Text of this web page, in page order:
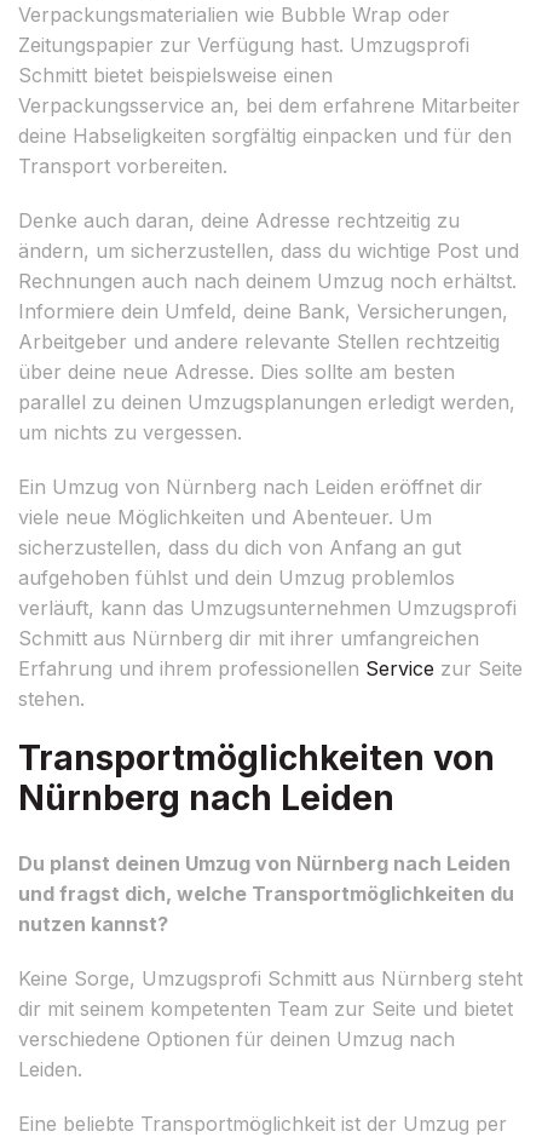
Verpackungsmaterialien wie Bubble Wrap oder
Zeitungspapier zur Verfügung hast. Umzugsprofi
Schmitt bietet beispielsweise einen
Verpackungsservice an, bei dem erfahrene Mitarbeiter
deine Habseligkeiten sorgfältig einpacken und für den
Transport vorbereiten.
Denke auch daran, deine Adresse rechtzeitig zu
ändern, um sicherzustellen, dass du wichtige Post und
Rechnungen auch nach deinem Umzug noch erhältst.
Informiere dein Umfeld, deine Bank, Versicherungen,
Arbeitgeber und andere relevante Stellen rechtzeitig
über deine neue Adresse. Dies sollte am besten
parallel zu deinen Umzugsplanungen erledigt werden,
um nichts zu vergessen.
Ein Umzug von Nürnberg nach Leiden eröffnet dir
viele neue Möglichkeiten und Abenteuer. Um
sicherzustellen, dass du dich von Anfang an gut
aufgehoben fühlst und dein Umzug problemlos
verläuft, kann das Umzugsunternehmen Umzugsprofi
Schmitt aus Nürnberg dir mit ihrer umfangreichen
Erfahrung und ihrem professionellen Service zur Seite
stehen.
Transportmöglichkeiten von
Nürnberg nach Leiden
Du planst deinen Umzug von Nürnberg nach Leiden
und fragst dich, welche Transportmöglichkeiten du
nutzen kannst?
Keine Sorge, Umzugsprofi Schmitt aus Nürnberg steht
dir mit seinem kompetenten Team zur Seite und bietet
verschiedene Optionen für deinen Umzug nach
Leiden.
Eine beliebte Transportmöglichkeit ist der Umzug per